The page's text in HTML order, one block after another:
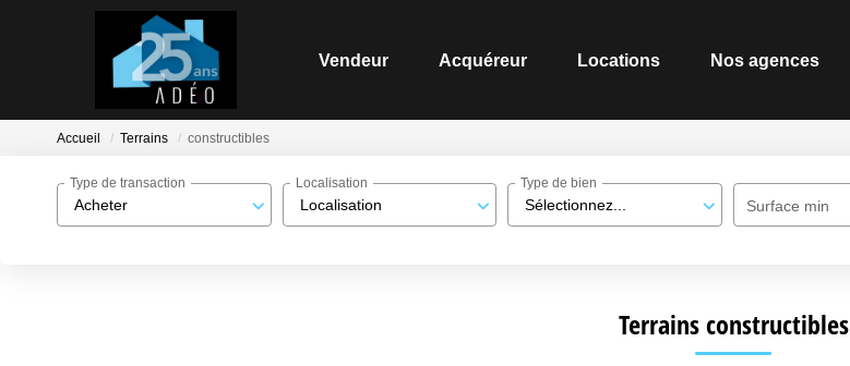
Vendeur Acquéreur Locations Nos agences
Accueil Terrains constructibles
Acheter
Type de transaction
Localisation
Localisation
Sélectionnez...
Type de bien
Surface min
Terrains constructibles